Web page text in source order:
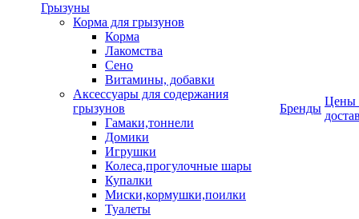
Грызуны
Корма для грызунов
Корма
Лакомства
Сено
Витамины, добавки
Аксессуары для содержания
грызунов
Гамаки,тоннели
Домики
Игрушки
Колеса,прогулочные шары
Купалки
Миски,кормушки,поилки
Туалеты
Бренды
Цены